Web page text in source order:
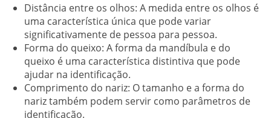
Distância entre os olhos: A medida entre os olhos é
uma característica única que pode variar
significativamente de pessoa para pessoa.
Forma do queixo: A forma da mandíbula e do
queixo é uma característica distintiva que pode
ajudar na identificação.
Comprimento do nariz: O tamanho e a forma do
nariz também podem servir como parâmetros de
identificação.